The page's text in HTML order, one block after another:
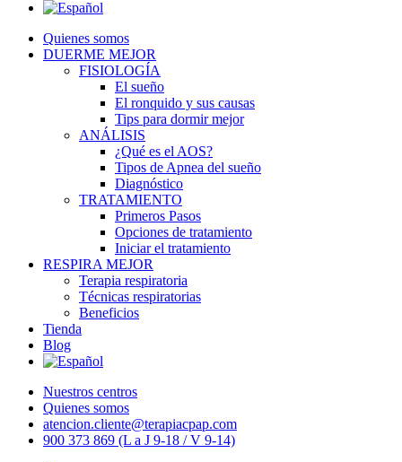
Quienes somos
DUERME MEJOR
FISIOLOGÍA
El sueño
El ronquido y sus causas
Tips para dormir mejor
ANÁLISIS
¿Qué es el AOS?
Tipos de Apnea del sueño
Diagnóstico
TRATAMIENTO
Primeros Pasos
Opciones de tratamiento
Iniciar el tratamiento
RESPIRA MEJOR
Terapia respiratoria
Técnicas respiratorias
Beneficios
Tienda
Blog
Nuestros centros
Quienes somos
atencion.cliente@terapiacpap.com
900 373 869 (L a J 9-18 / V 9-14)